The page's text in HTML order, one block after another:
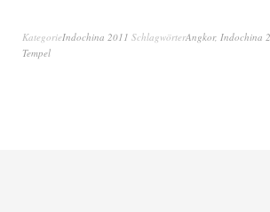
KategorieIndochina 2011 SchlagwörterAngkor, Indochina
Tempel